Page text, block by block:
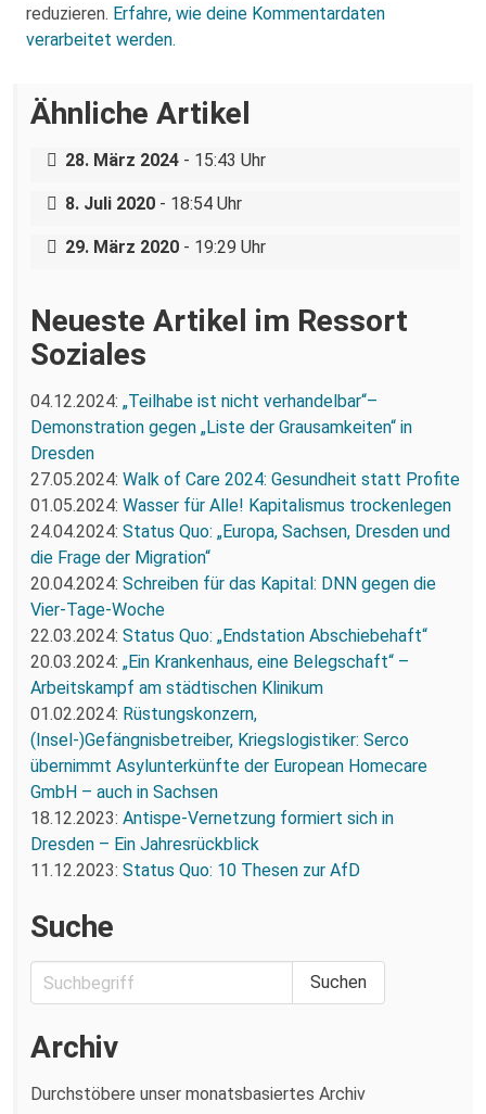
reduzieren. Erfahre, wie deine Kommentardaten
verarbeitet werden.
Ähnliche Artikel
Ein linker Veranstaltungskalender für
28. März 2024 - 15:43 Uhr
„Pegida und AFD haben Rassismus
wieder salonfähig gemacht.“ – Interview
mit Aktiven des Afropa e.V. zu „Black
8. Juli 2020 - 18:54 Uhr
Ode an die deutsche Ignoranz und
29. März 2020 - 19:29 Uhr
Neueste Artikel im Ressort
Soziales
04.12.2024: „Teilhabe ist nicht verhandelbar“–
Demonstration gegen „Liste der Grausamkeiten“ in
Dresden
27.05.2024: Walk of Care 2024: Gesundheit statt Profite
01.05.2024: Wasser für Alle! Kapitalismus trockenlegen
24.04.2024: Status Quo: „Europa, Sachsen, Dresden und
die Frage der Migration“
20.04.2024: Schreiben für das Kapital: DNN gegen die
Vier-Tage-Woche
22.03.2024: Status Quo: „Endstation Abschiebehaft“
20.03.2024: „Ein Krankenhaus, eine Belegschaft“ –
Arbeitskampf am städtischen Klinikum
01.02.2024: Rüstungskonzern,
(Insel-)Gefängnisbetreiber, Kriegslogistiker: Serco
übernimmt Asylunterkünfte der European Homecare
GmbH – auch in Sachsen
18.12.2023: Antispe-Vernetzung formiert sich in
Dresden – Ein Jahresrückblick
11.12.2023: Status Quo: 10 Thesen zur AfD
Suche
Archiv
Durchstöbere unser monatsbasiertes Archiv